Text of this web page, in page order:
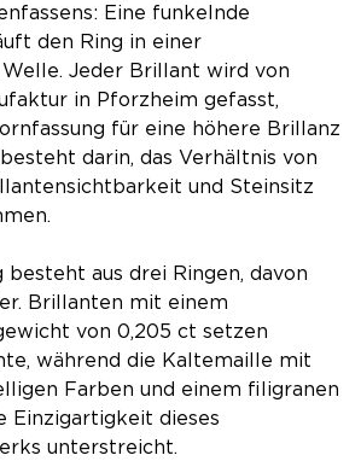
Eine funkelnde
den Ring in einer
Jeder Brillant wird von
in Pforzheim gefasst,
für eine höhere Brillanz
darin, das Verhältnis von
und Steinsitz
besteht aus drei Ringen, davon
Brillanten mit einem
von 0,205 ct setzen
während die Kaltemaille mit
Farben und einem filigranen
Einzigartigkeit dieses
unterstreicht.